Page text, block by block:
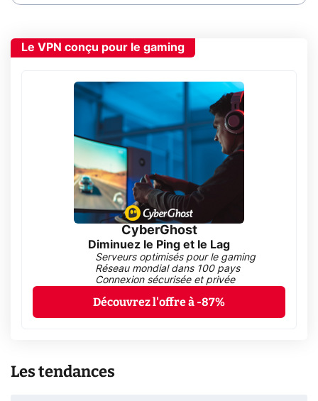
Le VPN conçu pour le gaming
CyberGhost
Diminuez le Ping et le Lag
Serveurs optimisés pour le gaming
Réseau mondial dans 100 pays
Connexion sécurisée et privée
Découvrez l'offre à -87%
Les tendances